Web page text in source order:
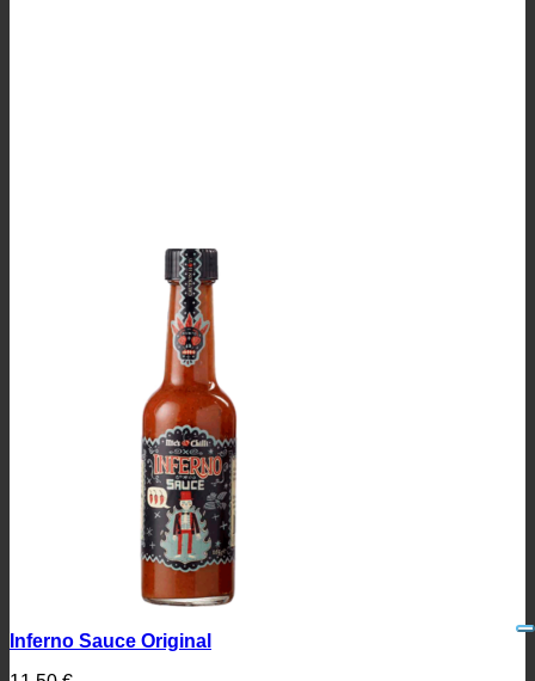
Inferno Sauce Original